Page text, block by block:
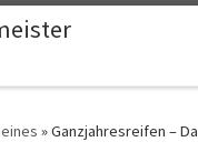
»Ganzjahresreifen –